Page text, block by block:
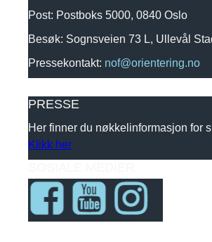
Post: Postboks 5000, 0840 Oslo
Besøk: Sognsveien 73 L, Ullevål
Pressekontakt: nof@orientering.no
PRESSE
Her finner du nøkkelinformasjon for
Klikk her